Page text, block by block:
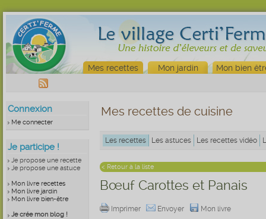
Mes recettes Mon jardin Mon bien
Connexion
Me connecter
Je participe !
Je propose une recette
Je propose une astuce
Mon livre recettes
Mon livre jardin
Mon livre bien-être
Je crée mon blog !
Mes recettes de cuisine
Les recettes Les astuces Les recettes vidéo
< Retour à la liste
Bœuf Carottes et Panais
Imprimer Envoyer Mon livre